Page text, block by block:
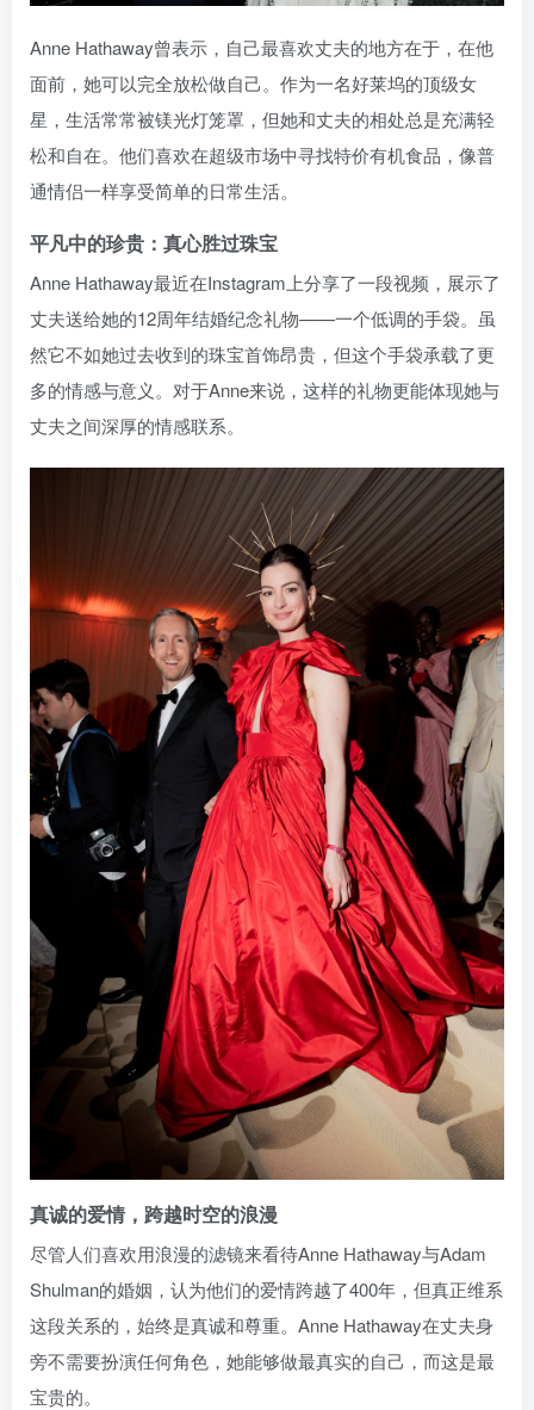
Anne Hathaway曾表示，自己最喜欢丈夫的地方在于，在他
面前，她可以完全放松做自己。作为一名好莱坞的顶级女
星，生活常常被镁光灯笼罩，但她和丈夫的相处总是充满轻
松和自在。他们喜欢在超级市场中寻找特价有机食品，像普
通情侣一样享受简单的日常生活。
平凡中的珍贵：真心胜过珠宝
Anne Hathaway最近在Instagram上分享了一段视频，展示了
丈夫送给她的12周年结婚纪念礼物——一个低调的手袋。虽
然它不如她过去收到的珠宝首饰昂贵，但这个手袋承载了更
多的情感与意义。对于Anne来说，这样的礼物更能体现她与
丈夫之间深厚的情感联系。
真诚的爱情，跨越时空的浪漫
尽管人们喜欢用浪漫的滤镜来看待Anne Hathaway与Adam
Shulman的婚姻，认为他们的爱情跨越了400年，但真正维系
这段关系的，始终是真诚和尊重。Anne Hathaway在丈夫身
旁不需要扮演任何角色，她能够做最真实的自己，而这是最
宝贵的。